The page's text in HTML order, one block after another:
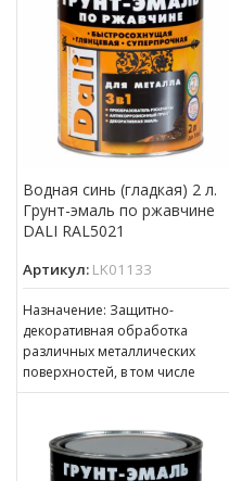
Водная синь (гладкая) 2 л.
Грунт-эмаль по ржавчине
DALI RAL5021
Артикул: LK01133
Назначение: Защитно-
декоративная обработка
различных металлических
поверхностей, в том числе
пораженных точечной или
толщиной ржавчины до 100 мкм